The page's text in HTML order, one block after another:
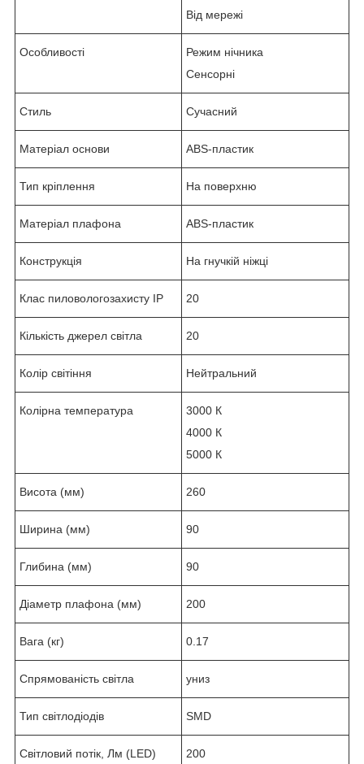
Від мережі
Особливості
Режим нічника
Сенсорні
Стиль Сучасний
Матеріал основи ABS-пластик
Тип кріплення На поверхню
Матеріал плафона ABS-пластик
Конструкція На гнучкій ніжці
Клас пиловологозахисту IP 20
Кількість джерел світла 20
Колір світіння Нейтральний
Колірна температура
3000 К
4000 К
5000 К
Висота (мм) 260
Ширина (мм) 90
Глибина (мм) 90
Діаметр плафона (мм) 200
Вага (кг) 0.17
Спрямованість світла униз
Тип світлодіодів SMD
Світловий потік, Лм (LED) 200